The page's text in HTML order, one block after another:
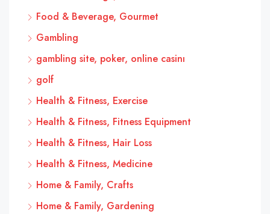
Food & Beverage, Gourmet
Gambling
gambling site, poker, online casinı
golf
Health & Fitness, Exercise
Health & Fitness, Fitness Equipment
Health & Fitness, Hair Loss
Health & Fitness, Medicine
Home & Family, Crafts
Home & Family, Gardening